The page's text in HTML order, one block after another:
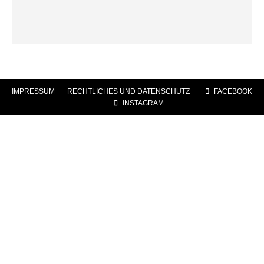
IMPRESSUM RECHTLICHES UND DATENSCHUTZ
FACEBOOK
INSTAGRAM